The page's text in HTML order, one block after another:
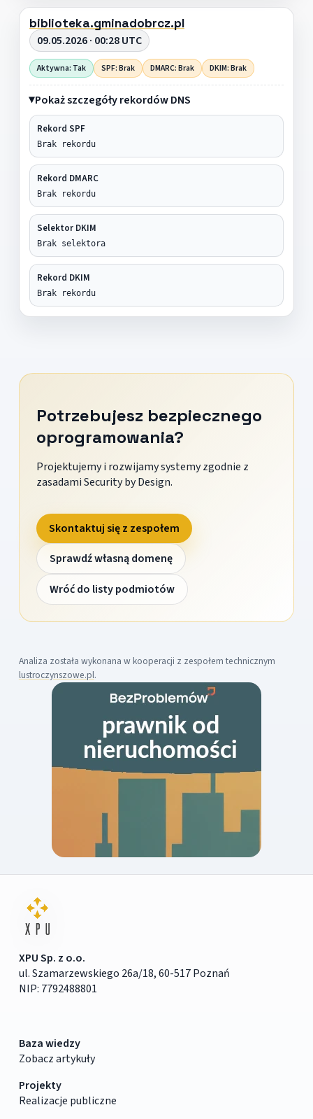
biblioteka.gminadobrcz.pl
09.05.2026 · 00:28 UTC
Aktywna: Tak SPF: Brak DMARC: Brak DKIM: Brak
Pokaż szczegóły rekordów DNS
Rekord SPF
Brak rekordu
Rekord DMARC
Brak rekordu
Selektor DKIM
Brak selektora
Rekord DKIM
Brak rekordu
Potrzebujesz bezpiecznego
oprogramowania?
Projektujemy i rozwijamy systemy zgodnie z
zasadami Security by Design.
Skontaktuj się z zespołem
Sprawdź własną domenę
Wróć do listy podmiotów
Analiza została wykonana w kooperacji z zespołem technicznym
lustroczynszowe.pl.
XPU Sp. z o.o.
ul. Szamarzewskiego 26a/18, 60-517 Poznań
NIP: 7792488801
Baza wiedzy
Zobacz artykuły
Projekty
Realizacje publiczne